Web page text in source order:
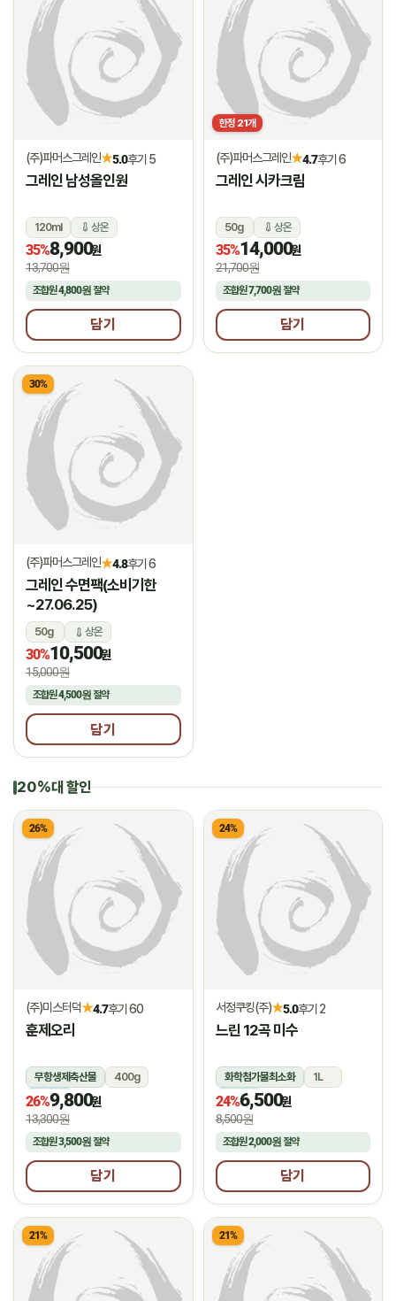
(주)파머스그레인★5.0후기 5
그레인 남성올인원
120ml 상온
35%8,900원
13,700원
조합원4,800원 절약
담기
한정 21개
(주)파머스그레인★4.7후기 6
그레인 시카크림
50g 상온
35%14,000원
21,700원
조합원7,700원절약
담기
30%
(주)파머스그레인★4.8후기 6
그레인 수면팩(소비기한
~27.06.25)
50g 상온
30%10,500원
15,000원
조합원4,500원 절약
담기
20%대 할인
26%
(주)미스터덕★4.7후기 60
훈제오리
무항생제축산물
400g
냉동
26%9,800원
13,300원
조합원3,500원 절약
담기
24%
서정쿠킹(주)★5.0후기 2
느린 12곡 미수
화학첨가물최소화
1L
냉장
24%6,500원
8,500원
조합원2,000원절약
담기
21% 21%